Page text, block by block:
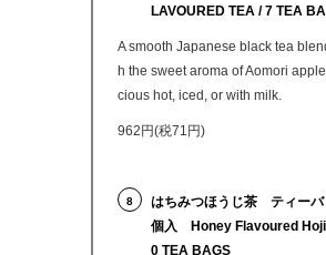
LAVOURED TEA / 7 TEA
A smooth Japanese black tea
h the sweet aroma of Aomori
cious hot, iced, or with milk.
962円(税71円)
8
はちみつほうじ茶 ティーバ
個入 Honey Flavoured
0 TEA BAGS